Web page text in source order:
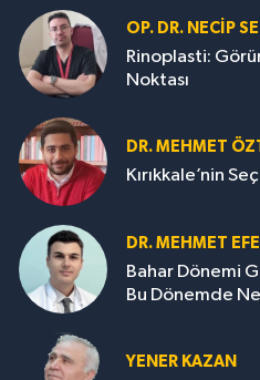
OP. DR. NECIP
Rinoplasti:
Noktası
DR. MEHMET
Kırıkkale’nin
DR. MEHMET
Bahar Dönemi
Bu Dönemde
YENER KAZAN